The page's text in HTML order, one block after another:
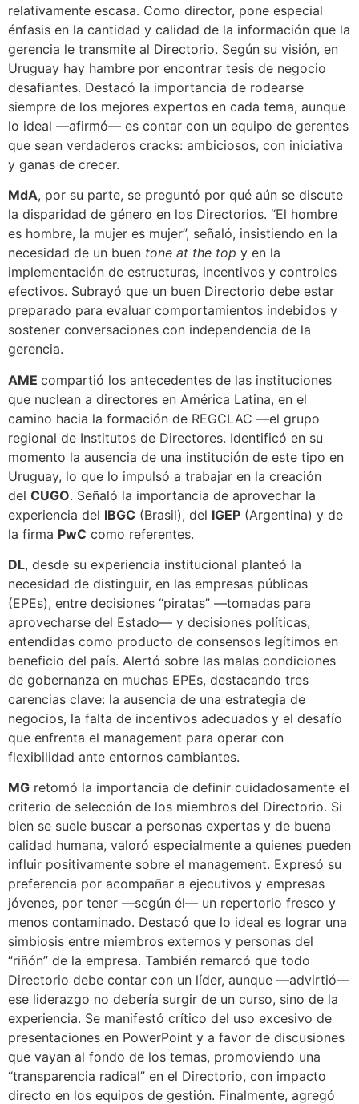
relativamente escasa. Como director, pone especial
énfasis en la cantidad y calidad de la información que la
gerencia le transmite al Directorio. Según su visión, en
Uruguay hay hambre por encontrar tesis de negocio
desafiantes. Destacó la importancia de rodearse
siempre de los mejores expertos en cada tema, aunque
lo ideal —afirmó— es contar con un equipo de gerentes
que sean verdaderos cracks: ambiciosos, con iniciativa
y ganas de crecer.
MdA, por su parte, se preguntó por qué aún se discute
la disparidad de género en los Directorios. “El hombre
es hombre, la mujer es mujer”, señaló, insistiendo en la
necesidad de un buen tone at the top y en la
implementación de estructuras, incentivos y controles
efectivos. Subrayó que un buen Directorio debe estar
preparado para evaluar comportamientos indebidos y
sostener conversaciones con independencia de la
gerencia.
AME compartió los antecedentes de las instituciones
que nuclean a directores en América Latina, en el
camino hacia la formación de REGCLAC —el grupo
regional de Institutos de Directores. Identificó en su
momento la ausencia de una institución de este tipo en
Uruguay, lo que lo impulsó a trabajar en la creación
del CUGO. Señaló la importancia de aprovechar la
experiencia del IBGC (Brasil), del IGEP (Argentina) y de
la firma PwC como referentes.
DL, desde su experiencia institucional planteó la
necesidad de distinguir, en las empresas públicas
(EPEs), entre decisiones “piratas” —tomadas para
aprovecharse del Estado— y decisiones políticas,
entendidas como producto de consensos legítimos en
beneficio del país. Alertó sobre las malas condiciones
de gobernanza en muchas EPEs, destacando tres
carencias clave: la ausencia de una estrategia de
negocios, la falta de incentivos adecuados y el desafío
que enfrenta el management para operar con
flexibilidad ante entornos cambiantes.
MG retomó la importancia de definir cuidadosamente el
criterio de selección de los miembros del Directorio. Si
bien se suele buscar a personas expertas y de buena
calidad humana, valoró especialmente a quienes pueden
influir positivamente sobre el management. Expresó su
preferencia por acompañar a ejecutivos y empresas
jóvenes, por tener —según él— un repertorio fresco y
menos contaminado. Destacó que lo ideal es lograr una
simbiosis entre miembros externos y personas del
“riñón” de la empresa. También remarcó que todo
Directorio debe contar con un líder, aunque —advirtió—
ese liderazgo no debería surgir de un curso, sino de la
experiencia. Se manifestó crítico del uso excesivo de
presentaciones en PowerPoint y a favor de discusiones
que vayan al fondo de los temas, promoviendo una
“transparencia radical” en el Directorio, con impacto
directo en los equipos de gestión. Finalmente, agregó